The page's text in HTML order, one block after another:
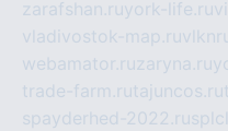
zarafshan.ruyork-life.ru
vladivostok-map.ru
webamator.ruzaryna.ru
trade-farm.rutajuncos.ru
spayderhed-2022.ru